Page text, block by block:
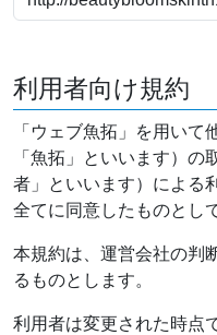
利用者向け規約
「ウェブ魚拓」を用いて
「魚拓」といいます）の
者」といいます）による
全てに同意したものとし
本規約は、運営会社の判
るものとします。
利用者は変更された時点